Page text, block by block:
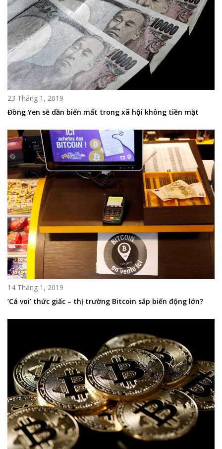
23 Tháng 1, 2019
Đồng Yen sẽ dần biến mất trong xã hội không tiền mặt
14 Tháng 1, 2019
‘Cá voi’ thức giấc – thị trường Bitcoin sắp biến động lớn?